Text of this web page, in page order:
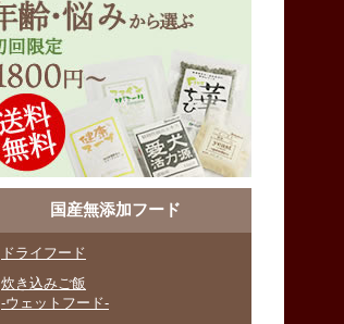
国産無添加フード
ドライフード
炊き込みご飯
-ウェットフード-